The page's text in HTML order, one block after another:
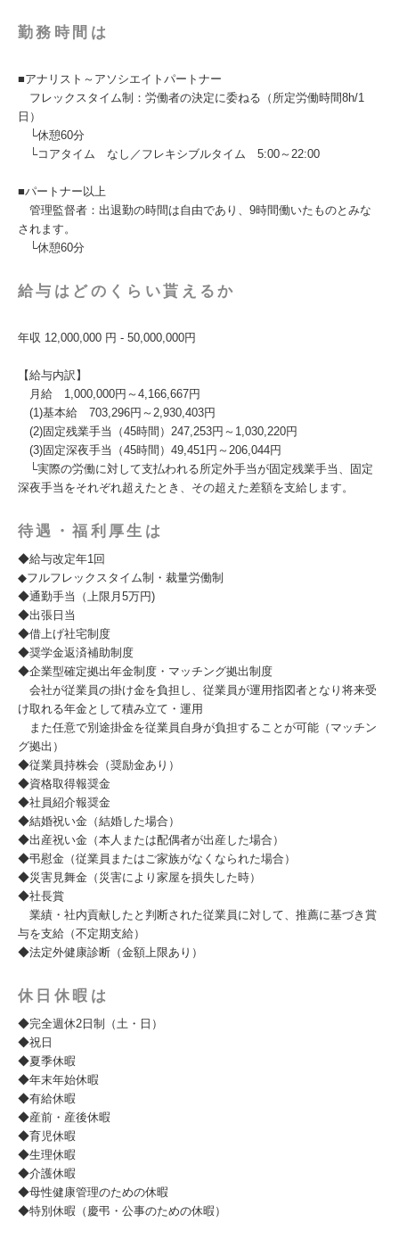
勤務時間は
■アナリスト～アソシエイトパートナー
フレックスタイム制：労働者の決定に委ねる（所定労働時間8h/1
日）
└休憩60分
└コアタイム なし／フレキシブルタイム 5:00～22:00
■パートナー以上
管理監督者：出退勤の時間は自由であり、9時間働いたものとみな
されます。
└休憩60分
給与はどのくらい貰えるか
年収 12,000,000 円 - 50,000,000円
【給与内訳】
月給 1,000,000円～4,166,667円
(1)基本給 703,296円～2,930,403円
(2)固定残業手当（45時間）247,253円～1,030,220円
(3)固定深夜手当（45時間）49,451円～206,044円
└実際の労働に対して支払われる所定外手当が固定残業手当、固定
深夜手当をそれぞれ超えたとき、その超えた差額を支給します。
待遇・福利厚生は
◆給与改定年1回
◆フルフレックスタイム制・裁量労働制
◆通勤手当（上限月5万円)
◆出張日当
◆借上げ社宅制度
◆奨学金返済補助制度
◆企業型確定拠出年金制度・マッチング拠出制度
会社が従業員の掛け金を負担し、従業員が運用指図者となり将来受
け取れる年金として積み立て・運用
また任意で別途掛金を従業員自身が負担することが可能（マッチン
グ拠出）
◆従業員持株会（奨励金あり）
◆資格取得報奨金
◆社員紹介報奨金
◆結婚祝い金（結婚した場合）
◆出産祝い金（本人または配偶者が出産した場合）
◆弔慰金（従業員またはご家族がなくなられた場合）
◆災害見舞金（災害により家屋を損失した時）
◆社長賞
業績・社内貢献したと判断された従業員に対して、推薦に基づき賞
与を支給（不定期支給）
◆法定外健康診断（金額上限あり）
休日休暇は
◆完全週休2日制（土・日）
◆祝日
◆夏季休暇
◆年末年始休暇
◆有給休暇
◆産前・産後休暇
◆育児休暇
◆生理休暇
◆介護休暇
◆母性健康管理のための休暇
◆特別休暇（慶弔・公事のための休暇）